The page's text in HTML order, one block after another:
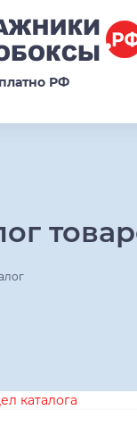
РФ
каталога